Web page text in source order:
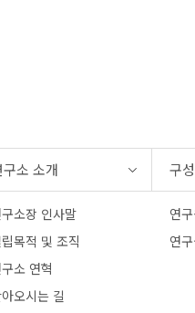
구소 소개
소장 인사말
목적 및 조직
소 연혁
오시는 길
구
연
연